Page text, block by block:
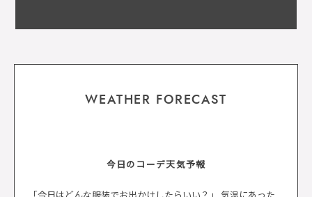
WEATHER FORECAST
今日のコーデ天気予報